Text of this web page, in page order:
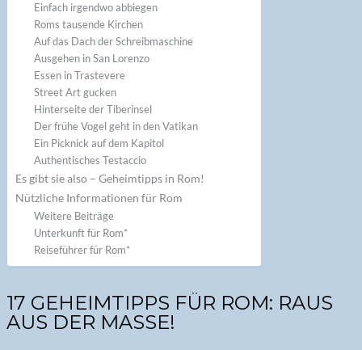
Einfach irgendwo abbiegen
Roms tausende Kirchen
Auf das Dach der Schreibmaschine
Ausgehen in San Lorenzo
Essen in Trastevere
Street Art gucken
Hinterseite der Tiberinsel
Der frühe Vogel geht in den Vatikan
Ein Picknick auf dem Kapitol
Authentisches Testaccio
Es gibt sie also – Geheimtipps in Rom!
Nützliche Informationen für Rom
Weitere Beiträge
Unterkunft für Rom*
Reiseführer für Rom*
17 GEHEIMTIPPS FÜR ROM: RAUS
AUS DER MASSE!